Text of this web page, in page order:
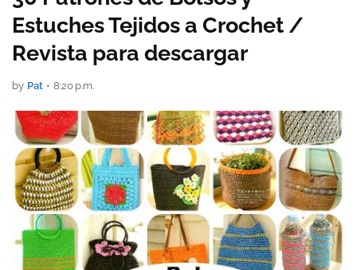
Estuches Tejidos a Crochet /
Revista para descargar
by Pat • 8:20 p.m.